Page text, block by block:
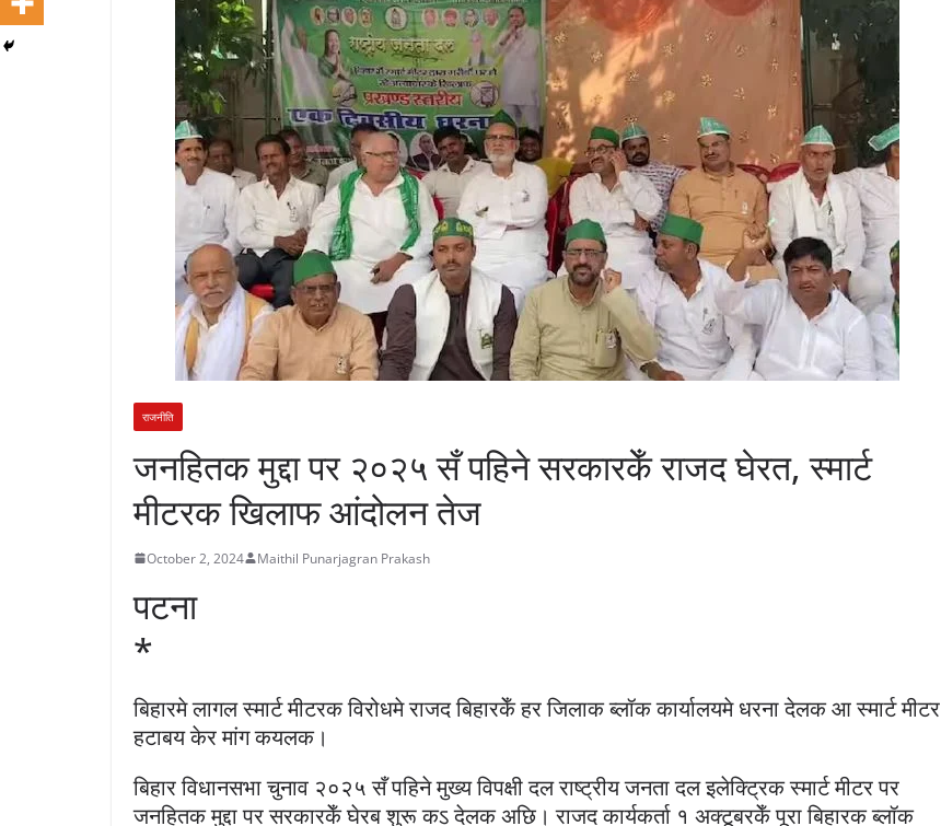
राजनीति
जनहितक मुद्दा पर २०२५ सँ पहिने सरकारकेँ राजद घेरत, स्मार्ट
मीटरक खिलाफ आंदोलन तेज
October 2, 2024 Maithil Punarjagran Prakash
पटना
*
बिहारमे लागल स्मार्ट मीटरक विरोधमे राजद बिहारकेँ हर जिलाक ब्लॉक कार्यालयमे धरना देलक आ स्मार्ट मीटर
हटाबय केर मांग कयलक।
बिहार विधानसभा चुनाव २०२५ सँ पहिने मुख्य विपक्षी दल राष्ट्रीय जनता दल इलेक्ट्रिक स्मार्ट मीटर पर
जनहितक मुद्दा पर सरकारकेँ घेरब शुरू कऽ देलक अछि। राजद कार्यकर्ता १ अक्टूबरकेँ पूरा बिहारक ब्लॉक